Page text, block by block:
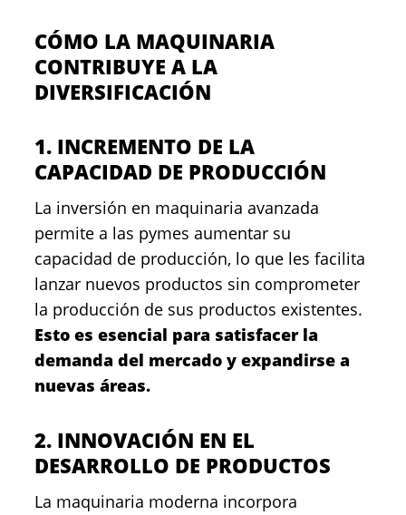
CÓMO LA MAQUINARIA
CONTRIBUYE A LA
DIVERSIFICACIÓN
1. INCREMENTO DE LA
CAPACIDAD DE PRODUCCIÓN
La inversión en maquinaria avanzada
permite a las pymes aumentar su
capacidad de producción, lo que les facilita
lanzar nuevos productos sin comprometer
la producción de sus productos existentes.
Esto es esencial para satisfacer la
demanda del mercado y expandirse a
nuevas áreas.
2. INNOVACIÓN EN EL
DESARROLLO DE PRODUCTOS
La maquinaria moderna incorpora